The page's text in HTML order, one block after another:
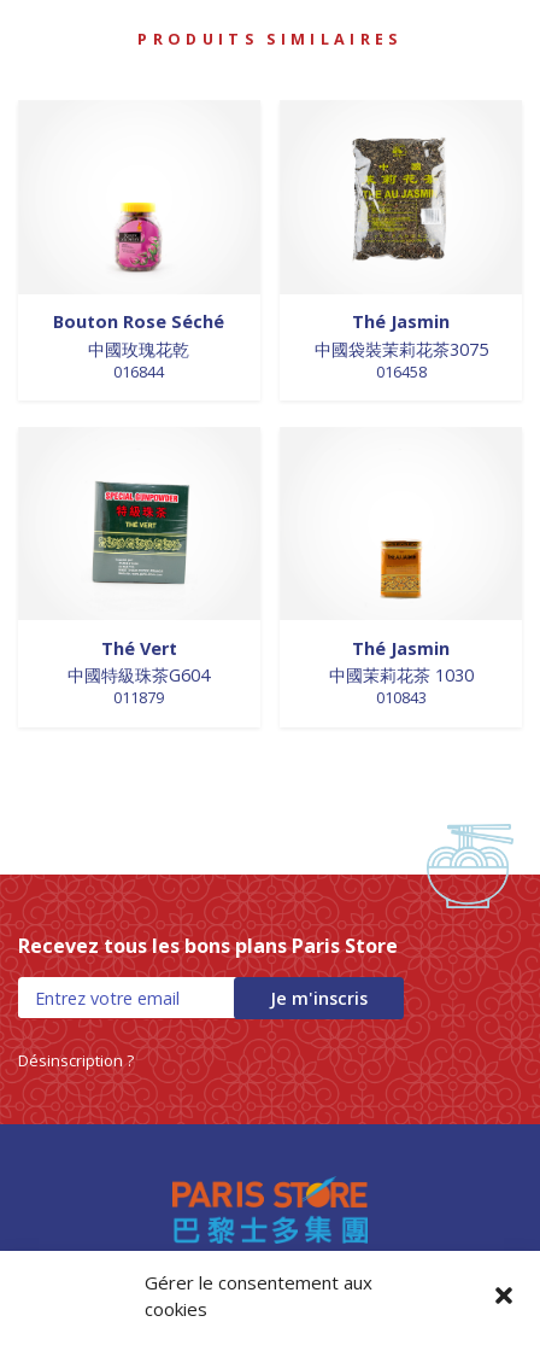
Gérer le consentement aux
cookies
PRODUITS SIMILAIRES
Bouton Rose Séché
中國玫瑰花乾
016844
Thé Jasmin
中國袋裝茉莉花茶3075
016458
Thé Vert
中國特級珠茶G604
011879
Thé Jasmin
中國茉莉花茶 1030
010843
Recevez tous les bons plans Paris Store
Je m'inscris
Désinscription ?
Accès professionnels